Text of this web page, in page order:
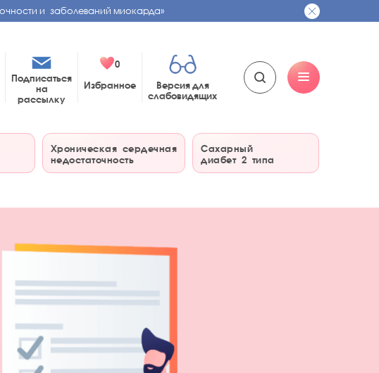
и заболеваний миокарда»
Подписаться
на
рассылку
0
Избранное
Версия для
слабовидящих
Хроническая сердечная
недостаточность
Сахарный
диабет 2 типа